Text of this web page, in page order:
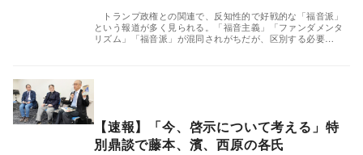
トランプ政権との関連で、反知性的で好戦的な「福音派」
という報道が多く見られる。「福音主義」「ファンダメンタ
リズム」「福音派」が混同されがちだが、区別する必要…
【速報】「今、啓示について考える」特
別鼎談で藤本、濱、西原の各氏